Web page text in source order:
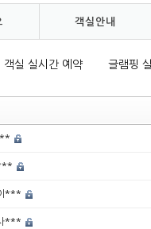
객실안내
객실 실시간 예약 글램핑
***
***